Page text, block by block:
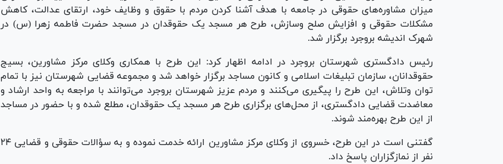
میزان مشاوره‌های حقوقی در جامعه با هدف آشنا کردن مردم با حقوق و وظایف خود، ارتقای عدالت، کاهش
مشکلات حقوقی و افزایش صلح وسازش، طرح هر مسجد یک حقوقدان در مسجد حضرت فاطمه زهرا (س) در
شهرک اندیشه بروجرد برگزار شد.
رئیس دادگستری شهرستان بروجرد در ادامه اظهار کرد: این طرح با همکاری وکلای مرکز مشاورین، بسیج
حقوقدانان، سازمان تبلیغات اسلامی و کانون مساجد برگزار خواهد شد و مجموعه قضایی شهرستان نیز با تمام
توان وتلاش، این طرح را پیگیری می‌کنند و مردم عزیز شهرستان بروجرد می‌توانند با مراجعه به واحد ارشاد و
معاضدت قضایی دادگستری، از محل‌های برگزاری طرح هر مسجد یک حقوقدان، مطلع شده و با حضور در مساجد
از این طرح بهره‌مند شوند.
گفتنی است در این طرح، خسروی از وکلای مرکز مشاورین ارائه خدمت نموده و به سؤالات حقوقی و قضایی ۲۴
نفر از نمازگزاران پاسخ داد.